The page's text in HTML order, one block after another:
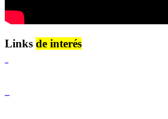
Links de interés